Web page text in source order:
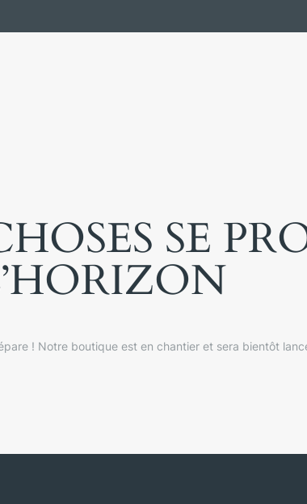
SE
! Notre boutique est en chantier et sera bientôt